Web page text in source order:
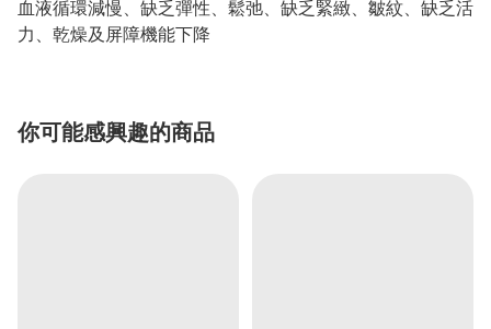
血液循環減慢、缺乏彈性、鬆弛、缺乏緊緻、皺紋、缺乏活
力、乾燥及屏障機能下降
你可能感興趣的商品